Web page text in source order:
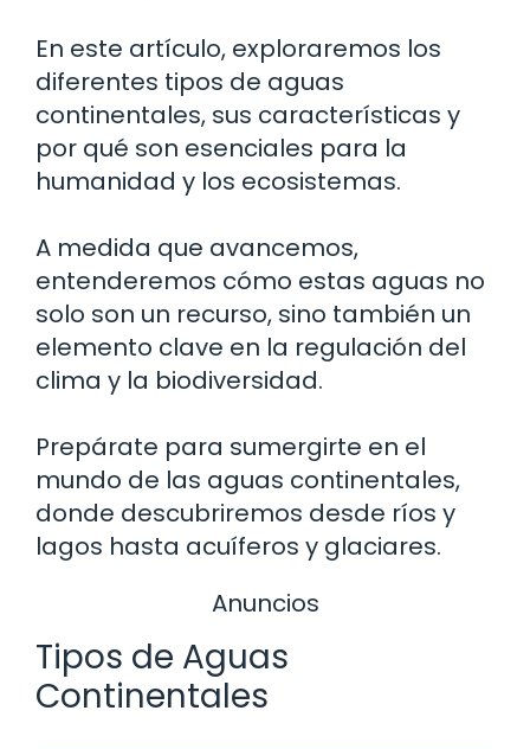
En este artículo, exploraremos los
diferentes tipos de aguas
continentales, sus características y
por qué son esenciales para la
humanidad y los ecosistemas.
A medida que avancemos,
entenderemos cómo estas aguas no
solo son un recurso, sino también un
elemento clave en la regulación del
clima y la biodiversidad.
Prepárate para sumergirte en el
mundo de las aguas continentales,
donde descubriremos desde ríos y
lagos hasta acuíferos y glaciares.
Anuncios
Tipos de Aguas
Continentales